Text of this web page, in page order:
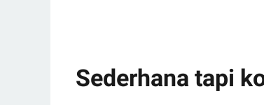
Sederhana tapi